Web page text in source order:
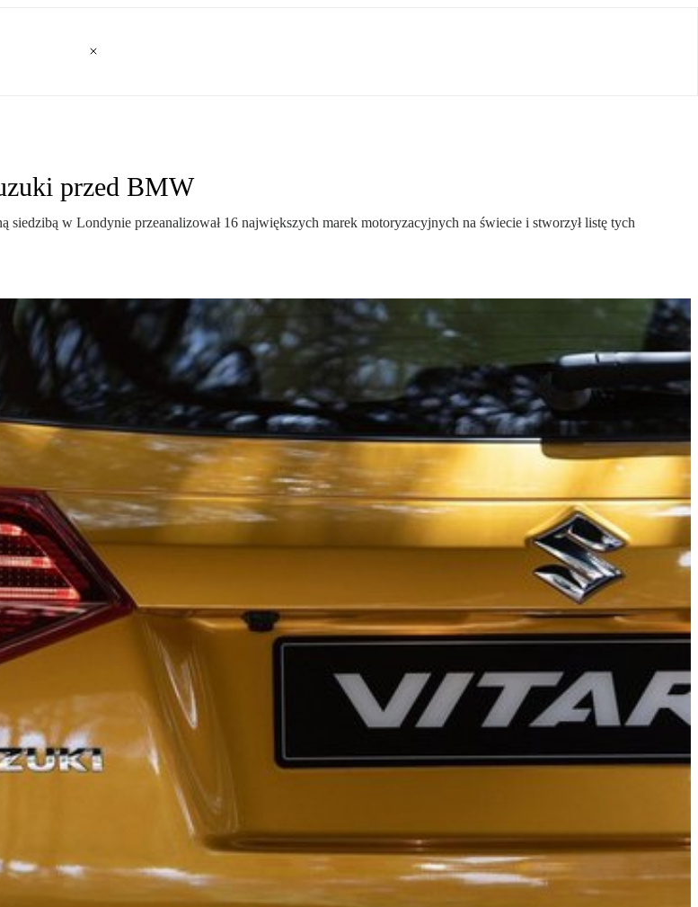
przed BMW
siedzibą w Londynie przeanalizował 16 największych marek motoryzacyjnych na świecie i stworzył listę tych